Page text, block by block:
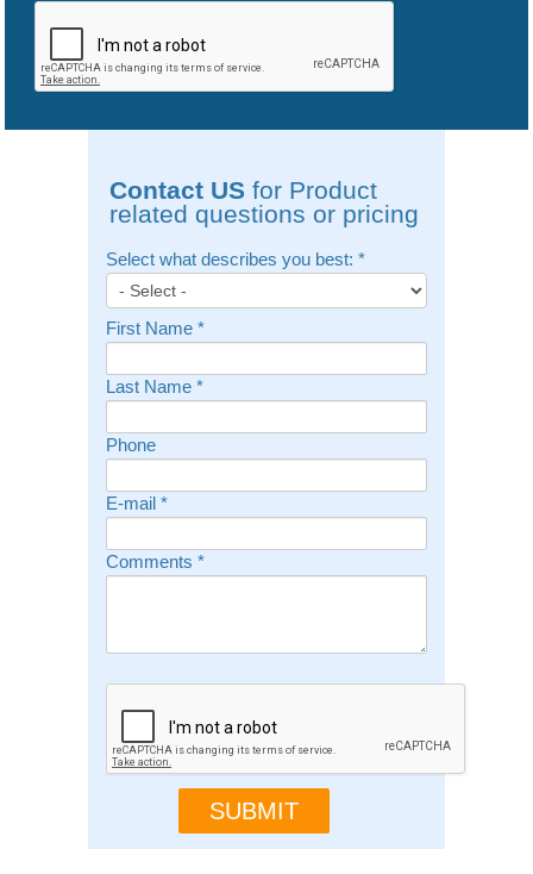
Contact USfor Product
related questions or pricing
Select what describes you best: *
First Name *
Last Name *
Phone
E-mail *
Comments *